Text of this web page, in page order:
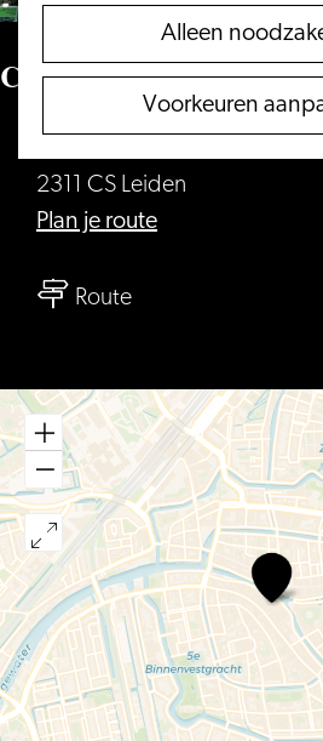
Alleen
Voorkeuren
Catharinahof
2311 CS Leiden
Plan je routenaar
Routenaar